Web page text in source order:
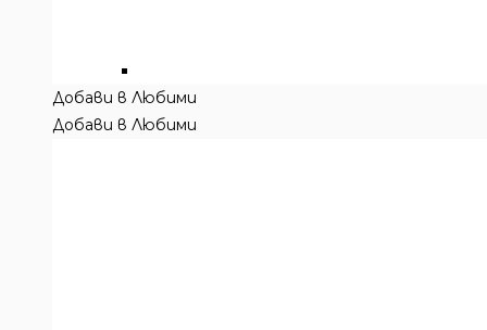
Добави в Любими
Добави в Любими